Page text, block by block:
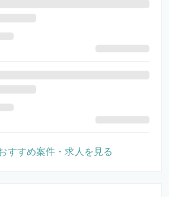
すすめ案件・求人を見る